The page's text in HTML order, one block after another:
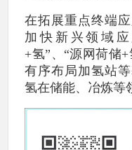
在拓展重点终端
加快新兴领域
+氢”、“源网荷储
有序布局加氢站
氢在储能、冶炼等